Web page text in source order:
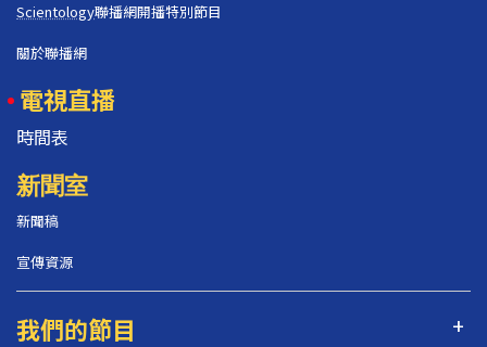
Scientology聯播網開播特別節目
關於聯播網
電視直播
時間表
新聞室
新聞稿
宣傳資源
我們的節目